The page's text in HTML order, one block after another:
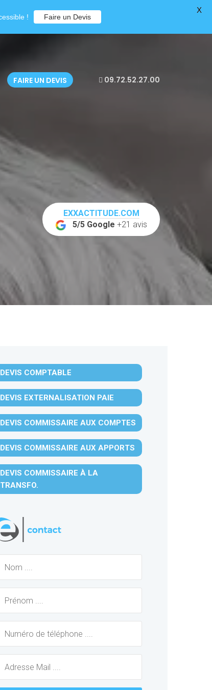
FAIRE UN DEVIS 09.72.52.27.00
EXXACTITUDE.COM
5/5 Google +21 avis
DEVIS COMPTABLE
DEVIS EXTERNALISATION PAIE
DEVIS COMMISSAIRE AUX COMPTES
DEVIS COMMISSAIRE AUX APPORTS
DEVIS COMMISSAIRE À LA
TRANSFO.
! Faire un Devis
X